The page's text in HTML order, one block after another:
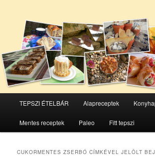
Tovább
az
Tovább
a
TEPSZI ÉTELBÁR Alapreceptek
Mentes receptek Paleo Fitt tepszi
CUKORMENTES ZSERBÓ CÍMKÉVEL JELÖLT